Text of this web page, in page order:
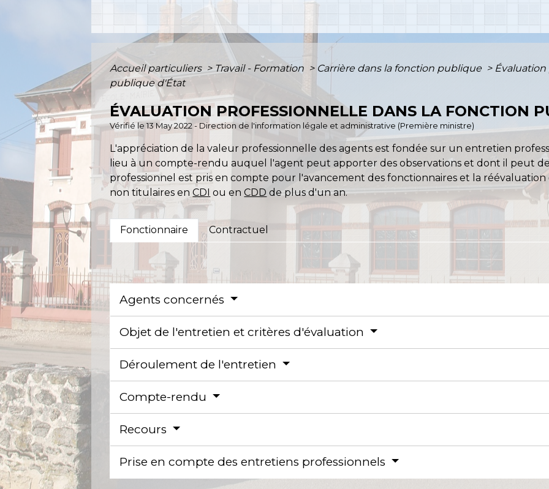
Accueil particuliers > Travail - Formation > Carrière dans la fonction publique >
publique d'État
ÉVALUATION PROFESSIONNELLE DANS LA FONCTION
Vérifié le 13 May 2022 - Direction de l'information légale et administrative (Première ministre)
L'appréciation de la valeur professionnelle des agents est fondée sur un entretien
lieu à un compte-rendu auquel l'agent peut apporter des observations et dont il peut
professionnel est pris en compte pour l'avancement des fonctionnaires et la
non titulaires enCDI ou enCDD de plus d'un an.
Fonctionnaire Contractuel
Agents concernés
Objet de l'entretien et critères d'évaluation
Déroulement de l'entretien
Compte-rendu
Recours
Prise en compte des entretiens professionnels